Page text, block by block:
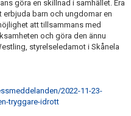
göra en skillnad i samhället. Era
erbjuda barn och ungdomar en
att tillsammans med
och göra den ännu
styrelseledamot i Skånela
2022-11-23-
tryggare-idrott